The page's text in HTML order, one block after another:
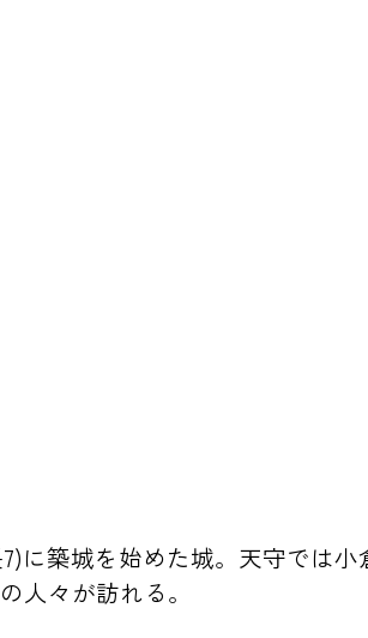
に築城を始めた城。天守では
人々が訪れる。